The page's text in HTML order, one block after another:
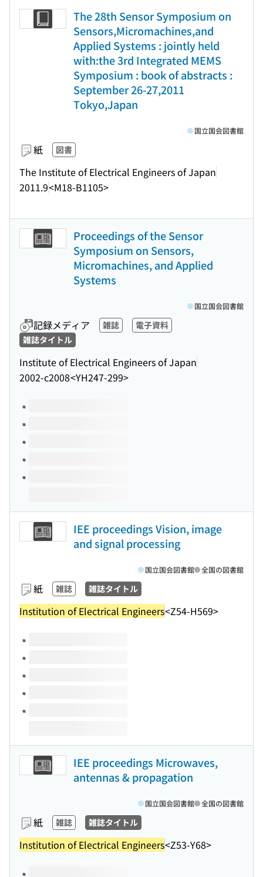
The 28th Sensor Symposium on
Sensors,Micromachines,and
Applied Systems : jointly held
with:the 3rd Integrated MEMS
Symposium : book of abstracts :
September 26-27,2011
Tokyo,Japan
紙 図書
The Institute of Electrical Engineers of Japan
2011.9<M18-B1105>
国立国会図書館
Proceedings of the Sensor
Symposium on Sensors,
Micromachines, and Applied
Systems
記録メディア 雑誌
電子資料
雑誌タイトル
Institute of Electrical Engineers of Japan
2002-c2008<YH247-299>
国立国会図書館
このタイトルの巻号
IEE proceedings Vision, image
and signal processing
紙 雑誌 雑誌タイトル
Institution of Electrical Engineers<Z54-H569>
国立国会図書館 全国の図書館
このタイトルの巻号
IEE proceedings Microwaves,
antennas & propagation
紙 雑誌 雑誌タイトル
Institution of Electrical Engineers<Z53-Y68>
国立国会図書館 全国の図書館
このタイトルの巻号